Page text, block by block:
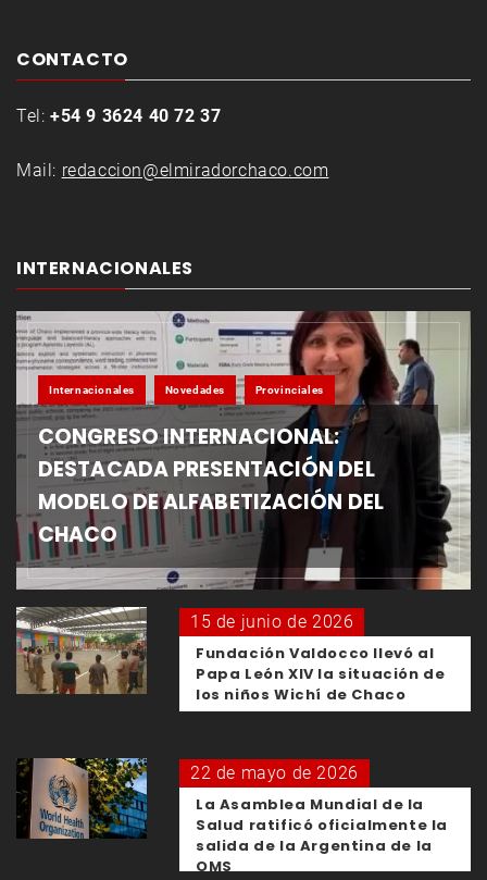
CONTACTO
Tel: +54 9 3624 40 72 37
Mail: redaccion@elmiradorchaco.com
INTERNACIONALES
Internacionales Novedades Provinciales
CONGRESO INTERNACIONAL:
DESTACADA PRESENTACIÓN DEL
MODELO DE ALFABETIZACIÓN DEL
CHACO
15 de junio de 2026
Fundación Valdocco llevó al
Papa León XIV la situación de
los niños Wichí de Chaco
22 de mayo de 2026
La Asamblea Mundial de la
Salud ratificó oficialmente la
salida de la Argentina de la
OMS